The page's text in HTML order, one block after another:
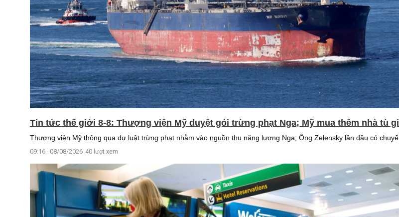
Tin tức thế giới 8-8: Thượng viện Mỹ duyệt gói trừng phạt Nga; Mỹ mua thêm nhà tù
Thượng viện Mỹ thông qua dự luật trừng phạt nhằm vào nguồn thu năng lượng Nga; Ông Zelensky lần đầu có
09:16 - 08/08/2026 40 lượt xem